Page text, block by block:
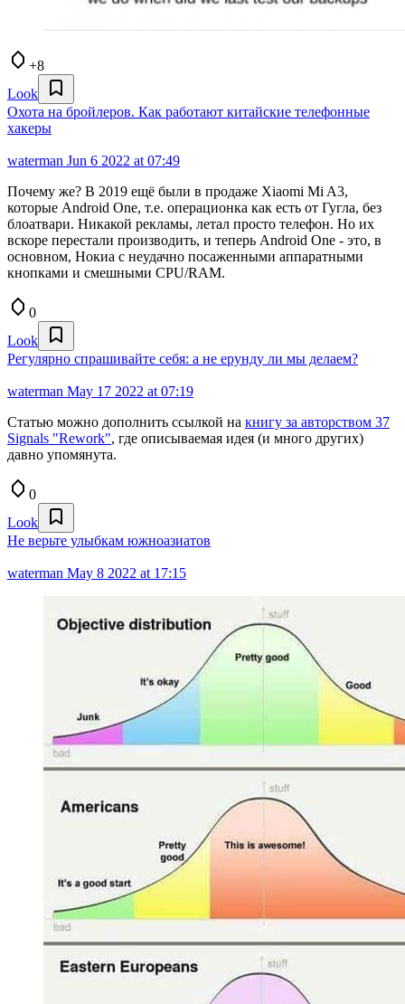
+8
Look
Охота на бройлеров. Как работают китайские телефонные
хакеры
waterman Jun 6 2022 at 07:49
Почему же? В 2019 ещё были в продаже Xiaomi Mi A3,
которые Android One, т.е. операционка как есть от Гугла, без
блоатвари. Никакой рекламы, летал просто телефон. Но их
вскоре перестали производить, и теперь Android One - это, в
основном, Нокиа с неудачно посаженными аппаратными
кнопками и смешными CPU/RAM.
0
Look
Регулярно спрашивайте себя: а не ерунду ли мы делаем?
waterman May 17 2022 at 07:19
Статью можно дополнить ссылкой на книгу за авторством 37
Signals "Rework", где описываемая идея (и много других)
давно упомянута.
0
Look
Не верьте улыбкам южноазиатов
waterman May 8 2022 at 17:15